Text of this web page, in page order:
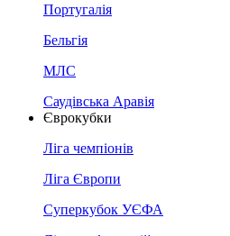
Португалія
Бельгія
МЛС
Саудівська Аравія
Єврокубки
Ліга чемпіонів
Ліга Європи
Суперкубок УЄФА